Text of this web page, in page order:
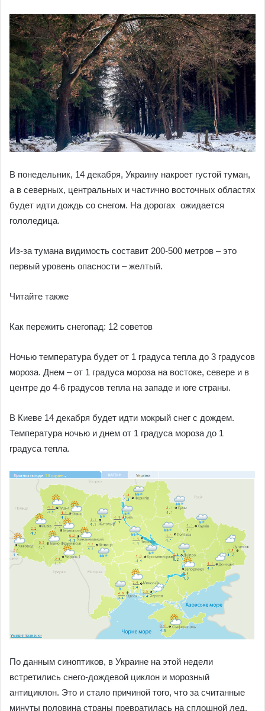
В понедельник, 14 декабря, Украину накроет густой туман,
а в северных, центральных и частично восточных областях
будет идти дождь со снегом. На дорогах ожидается
гололедица.
Из-за тумана видимость составит 200-500 метров – это
первый уровень опасности – желтый.
Читайте также
Как пережить снегопад: 12 советов
Ночью температура будет от 1 градуса тепла до 3 градусов
мороза. Днем – от 1 градуса мороза на востоке, севере и в
центре до 4-6 градусов тепла на западе и юге страны.
В Киеве 14 декабря будет идти мокрый снег с дождем.
Температура ночью и днем от 1 градуса мороза до 1
градуса тепла.
По данным синоптиков, в Украине на этой недели
встретились снего-дождевой циклон и морозный
антициклон. Это и стало причиной того, что за считанные
минуты половина страны превратилась на сплошной лед.